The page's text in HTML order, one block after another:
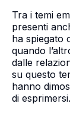
Tra i temi
presenti
ha spiegato
quando
dalle
su questo
hanno
di esprimersi.